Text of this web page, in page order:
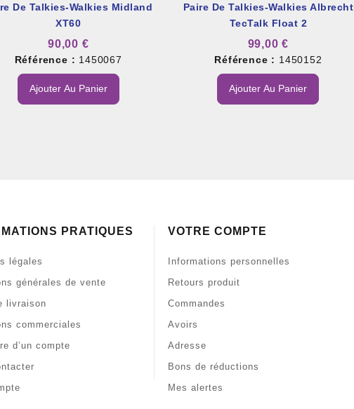
De Talkies-Walkies Midland
XT60
90,00 €
Référence : 1450067
Ajouter Au Panier
Paire De Talkies-Walkies Albrecht
TecTalk Float 2
99,00 €
Référence : 1450152
Ajouter Au Panier
PRATIQUES
légales
générales de vente
livraison
commerciales
d’un compte
VOTRE COMPTE
Informations personnelles
Retours produit
Commandes
Avoirs
Adresse
Bons de réductions
Mes alertes